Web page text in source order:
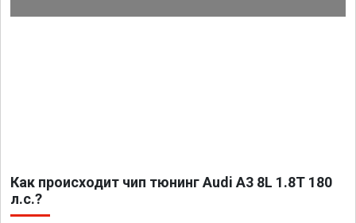
Как происходит чип тюнинг Audi A3 8L 1.8T 180
л.с.?